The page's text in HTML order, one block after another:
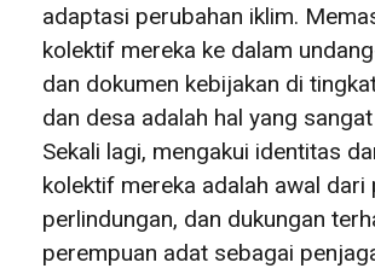
adaptasi perubahan iklim.
kolektif mereka ke dalam
dan dokumen kebijakan di
dan desa adalah hal yang
Sekali lagi, mengakui identitas
kolektif mereka adalah awal dari
perlindungan, dan dukungan
perempuan adat sebagai